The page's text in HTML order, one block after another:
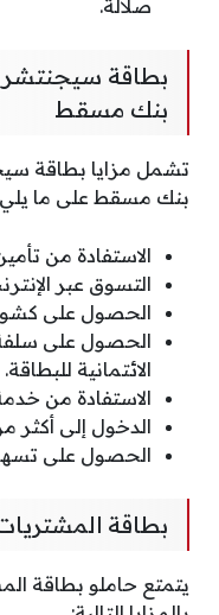
صلالة.
بطاقة سيجنتشر
بنك مسقط
تشمل مزايا بطاقة
بنك مسقط على ما
الاستفادة من
التسوق عبر
الحصول على
الائتمانية للبطاقة.
الاستفادة من
الدخول إلى أكثر من 750 صالة مطار حول
الحصول على
بطاقة
يتمتع حاملو بطاقة